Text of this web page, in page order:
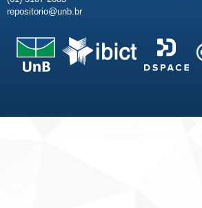
repositorio@unb.br